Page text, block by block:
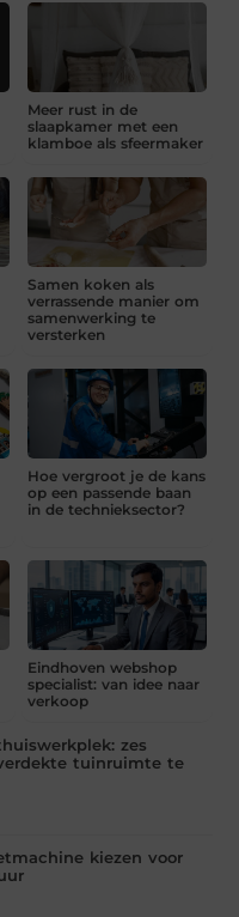
Meer rust in de
slaapkamer met een
klamboe als sfeermaker
Samen koken als
verrassende manier om
samenwerking te
versterken
Hoe vergroot je de kans
op een passende baan
in de technieksector?
Eindhoven webshop
specialist: van idee naar
verkoop
zes
tuinruimte te
kiezen voor